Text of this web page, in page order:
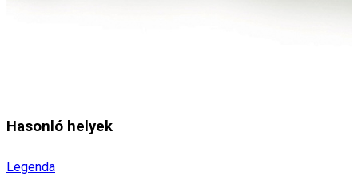
Hasonló helyek
Legenda